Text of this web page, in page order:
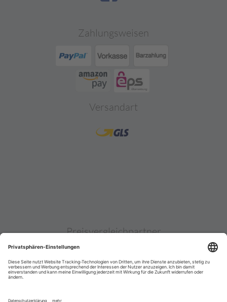
Zahlungsweisen
Versandart
Preisvergleichpartner